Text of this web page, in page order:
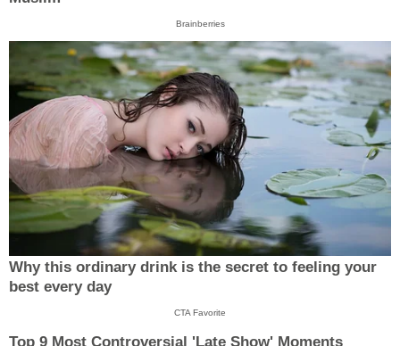
Brainberries
Why this ordinary drink is the secret to feeling your
best every day
CTA Favorite
Top 9 Most Controversial 'Late Show' Moments